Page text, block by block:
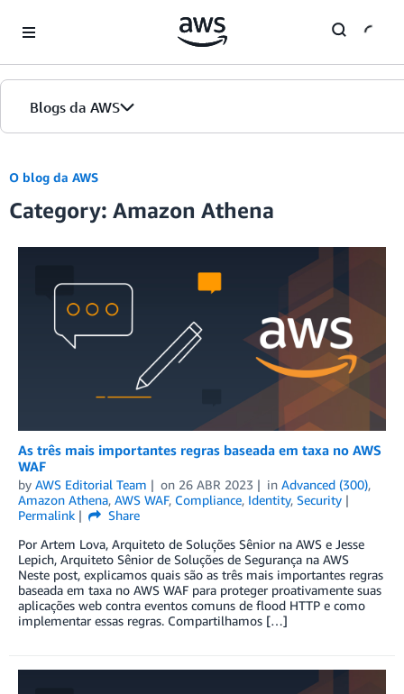
Blogs da AWS
Página inicial
Edições
O blog da AWS
Category: Amazon Athena
As três mais importantes regras baseada em taxa no AWS
WAF
by AWS Editorial Team on 26 ABR 2023 in Advanced (300),
Amazon Athena, AWS WAF, Compliance, Identity, Security
Permalink
Share
Por Artem Lova, Arquiteto de Soluções Sênior na AWS e Jesse
Lepich, Arquiteto Sênior de Soluções de Segurança na AWS
Neste post, explicamos quais são as três mais importantes regras
baseada em taxa no AWS WAF para proteger proativamente suas
aplicações web contra eventos comuns de flood HTTP e como
implementar essas regras. Compartilhamos […]